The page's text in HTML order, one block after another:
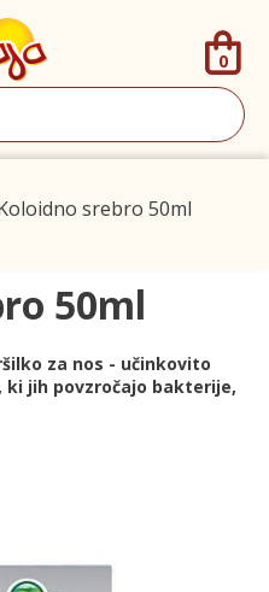
0
srebro 50ml
50ml
za nos - učinkovito
ki jih povzročajo bakterije,